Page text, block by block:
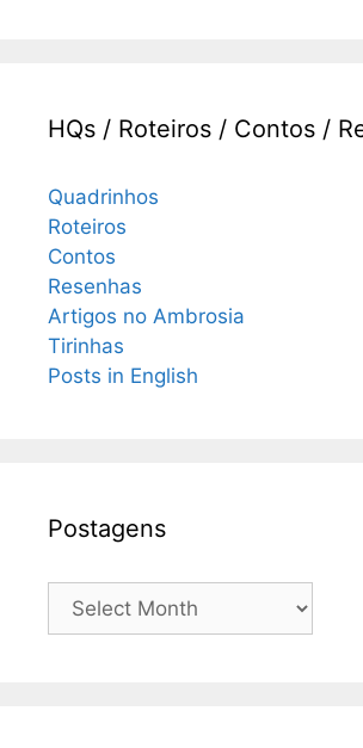
HQs / Roteiros / Contos /
Quadrinhos
Roteiros
Contos
Resenhas
Artigos no Ambrosia
Tirinhas
Posts in English
Postagens
Postagens